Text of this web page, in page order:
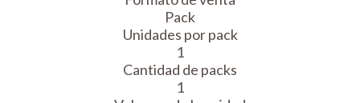
Pack
Unidades por pack
1
Cantidad de packs
1